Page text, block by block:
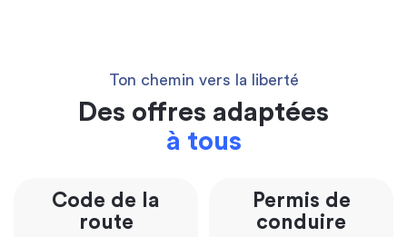
Ton chemin vers la liberté
Des offres adaptées
à tous
Code de la
route
Permis de
conduire